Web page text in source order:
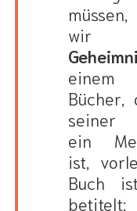
wir
Bücher,
seiner
ein
ist,
Buch
betitelt;